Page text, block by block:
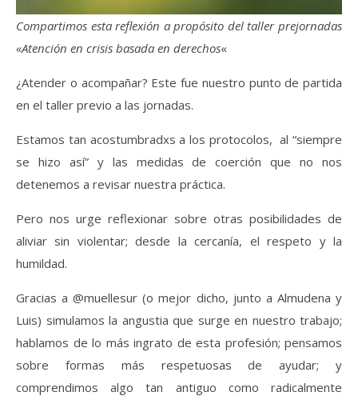
Compartimos esta reflexión a propósito del taller prejornadas
«Atención en crisis basada en derechos«
¿Atender o acompañar? Este fue nuestro punto de partida
en el taller previo a las jornadas.
Estamos tan acostumbradxs a los protocolos, al “siempre
se hizo así” y las medidas de coerción que no nos
detenemos a revisar nuestra práctica.
Pero nos urge reflexionar sobre otras posibilidades de
aliviar sin violentar; desde la cercanía, el respeto y la
humildad.
Gracias a @muellesur (o mejor dicho, junto a Almudena y
Luis) simulamos la angustia que surge en nuestro trabajo;
hablamos de lo más ingrato de esta profesión; pensamos
sobre formas más respetuosas de ayudar; y
comprendimos algo tan antiguo como radicalmente